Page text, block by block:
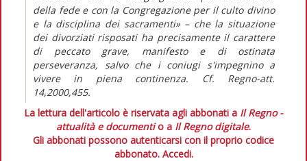
della fede e con la Congregazione per il culto divino
e la disciplina dei sacramenti» – che la situazione
dei divorziati risposati ha precisamente il carattere
di peccato grave, manifesto e di ostinata
perseveranza, salvo che i coniugi s'impegnino a
vivere in piena continenza. Cf. Regno-att.
14,2000,455.
La lettura dell'articolo è riservata agli abbonati a Il Regno -
attualità e documentio a Il Regno digitale.
Gli abbonati possono autenticarsi con il proprio codice
abbonato. Accedi.